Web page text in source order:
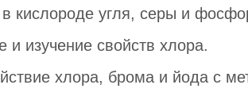
кислороде угля, серы и
и изучение свойств хлора.
хлора, брома и йода с